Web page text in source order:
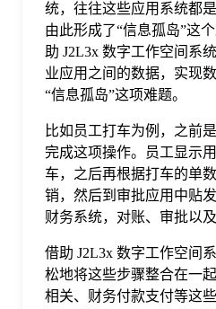
统，往往这些应用系统都
由此形成了“信息孤岛”这
助 J2L3x 数字工作空间系
业应用之间的数据，实现
“信息孤岛”这项难题。
比如员工打车为例，之前
完成这项操作。员工显示
车，之后再根据打车的单
销，然后到审批应用中贴
财务系统，对账、审批以及
借助 J2L3x 数字工作空间
松地将这些步骤整合在一
相关、财务付款支付等这